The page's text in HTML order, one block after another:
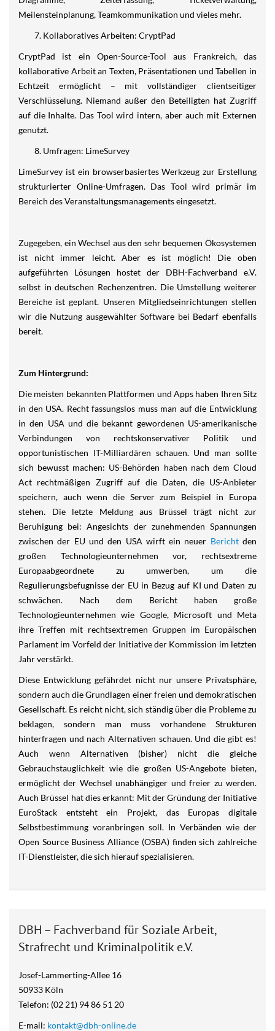
Meilensteinplanung, Teamkommunikation und vieles mehr.
Kollaboratives Arbeiten: CryptPad
CryptPad ist ein Open-Source-Tool aus Frankreich, das
kollaborative Arbeit an Texten, Präsentationen und Tabellen in
Echtzeit ermöglicht – mit vollständiger clientseitiger
Verschlüsselung. Niemand außer den Beteiligten hat Zugriff
auf die Inhalte. Das Tool wird intern, aber auch mit Externen
genutzt.
Umfragen: LimeSurvey
LimeSurvey ist ein browserbasiertes Werkzeug zur Erstellung
strukturierter Online-Umfragen. Das Tool wird primär im
Bereich des Veranstaltungsmanagements eingesetzt.
Zugegeben, ein Wechsel aus den sehr bequemen Ökosystemen
ist nicht immer leicht. Aber es ist möglich! Die oben
aufgeführten Lösungen hostet der DBH-Fachverband e.V.
selbst in deutschen Rechenzentren. Die Umstellung weiterer
Bereiche ist geplant. Unseren Mitgliedseinrichtungen stellen
wir die Nutzung ausgewählter Software bei Bedarf ebenfalls
bereit.
Zum Hintergrund:
Die meisten bekannten Plattformen und Apps haben Ihren Sitz
in den USA. Recht fassungslos muss man auf die Entwicklung
in den USA und die bekannt gewordenen US-amerikanische
Verbindungen von rechtskonservativer Politik und
opportunistischen IT-Milliardären schauen. Und man sollte
sich bewusst machen: US-Behörden haben nach dem Cloud
Act rechtmäßigen Zugriff auf die Daten, die US-Anbieter
speichern, auch wenn die Server zum Beispiel in Europa
stehen. Die letzte Meldung aus Brüssel trägt nicht zur
Beruhigung bei: Angesichts der zunehmenden Spannungen
zwischen der EU und den USA wirft ein neuer Berichtden
großen Technologieunternehmen vor, rechtsextreme
Europaabgeordnete zu umwerben, um die
Regulierungsbefugnisse der EU in Bezug auf KI und Daten zu
schwächen. Nach dem Bericht haben große
Technologieunternehmen wie Google, Microsoft und Meta
ihre Treffen mit rechtsextremen Gruppen im Europäischen
Parlament im Vorfeld der Initiative der Kommission im letzten
Jahr verstärkt.
Diese Entwicklung gefährdet nicht nur unsere Privatsphäre,
sondern auch die Grundlagen einer freien und demokratischen
Gesellschaft. Es reicht nicht, sich ständig über die Probleme zu
beklagen, sondern man muss vorhandene Strukturen
hinterfragen und nach Alternativen schauen. Und die gibt es!
Auch wenn Alternativen (bisher) nicht die gleiche
Gebrauchstauglichkeit wie die großen US-Angebote bieten,
ermöglicht der Wechsel unabhängiger und freier zu werden.
Auch Brüssel hat dies erkannt: Mit der Gründung der Initiative
EuroStack entsteht ein Projekt, das Europas digitale
Selbstbestimmung voranbringen soll. In Verbänden wie der
Open Source Business Alliance (OSBA) finden sich zahlreiche
IT-Dienstleister, die sich hierauf spezialisieren.
DBH – Fachverband für Soziale Arbeit,
Strafrecht und Kriminalpolitik e.V.
Josef-Lammerting-Allee 16
50933 Köln
Telefon: (02 21) 94 86 51 20
E-mail: kontakt@dbh-online.de